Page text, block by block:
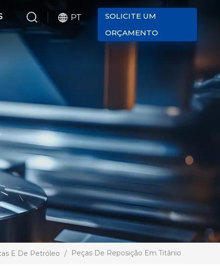
PT
SOLICITE UM
ORÇAMENTO
E De Petróleo / Peças De Reposição Em Titânio